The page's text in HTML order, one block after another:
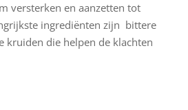
versterken en aanzetten tot
ingrediënten zijn bittere
kruiden die helpen de klachten